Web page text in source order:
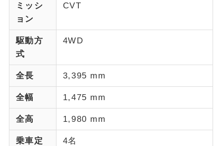
ミッシ
ョン
CVT
駆動方
式
4WD
全長 3,395 mm
全幅 1,475 mm
全高 1,980 mm
乗車定
4名